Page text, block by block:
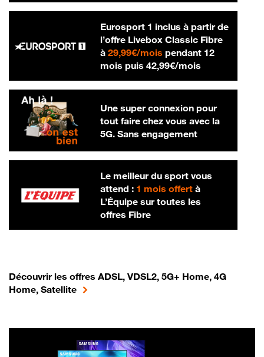
Eurosport 1 inclus à partir de
l’offre Livebox Classic Fibre
à 29,99€/mois29,99 € par mois
pendant 12
mois puis 42,99€/mois42,99 € par
Une super connexion pour
tout faire chez vous avec la
5G. Sans engagement
Le meilleur du sport vous
attend : 1 mois offertà
L’Équipe sur toutes les
offres Fibre
Découvrir les offres ADSL, VDSL2, 5G+ Home, 4G
Home, Satellite